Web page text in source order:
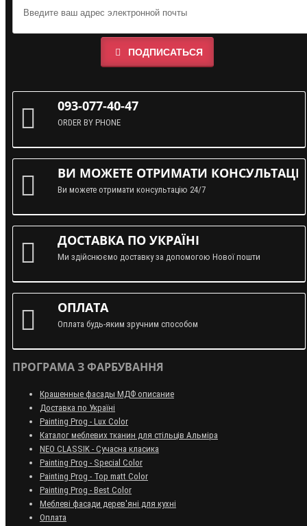
ПОДПИСАТЬСЯ
093-077-40-47
ORDER BY PHONE
ВИ МОЖЕТЕ ОТРИМАТИ
Ви можете отримати консультацію 24/7
ДОСТАВКА ПО УКРАЇНІ
Ми здійснюємо доставку за допомогою Нової пошти
ОПЛАТА
Оплата будь-яким зручним способом
ПРОГРАМА З ФАРБУВАННЯ
Крашенные фасады МДФ описание
Доставка по Україні
Painting Prog - Lux Color
Каталог меблевих тканин для стільців Альміра
NEO CLASSIK - Сучасна класика
Painting Prog - Special Color
Painting Prog - Top matt Color
Painting Prog - Best Color
Меблеві фасади дерев'яні для кухні
Оплата